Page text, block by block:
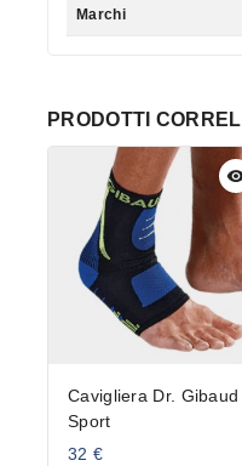
Marchi
PRODOTTI
Cavigliera Dr. Gibaud
Sport
32 €